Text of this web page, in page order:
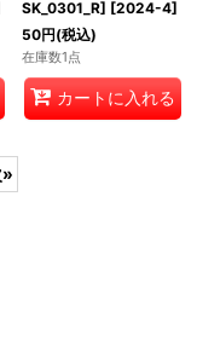
【ENG】群れの巣
人/The
Swarmweaver[MTG_D
SK_0301_R]
50円(税込)
在庫数1点